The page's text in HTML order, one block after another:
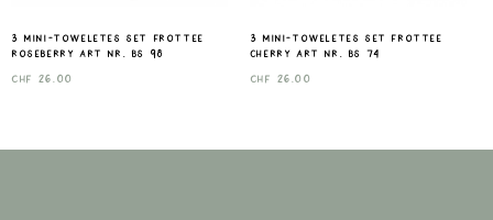
3 mini-toweletes set frottee
roseberry Art nr. Bs 98
CHF 26.00
3 mini-toweletes set frottee
cherry Art nr. Bs 74
CHF 26.00